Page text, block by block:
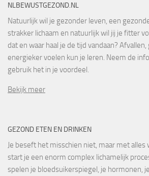
NLBEWUSTGEZOND.NL
Natuurlijk wil je gezonder leven, een
strakker lichaam en natuurlijk wil jij je fitter
dat en waar haal je de tijd vandaan?
energieker voelen kun je leren. Neem de
gebruik het in je voordeel.
Bekijk meer
GEZOND ETEN EN DRINKEN
Je beseft het misschien niet, maar met
start je een enorm complex lichamelijk
spelen je bloedsuikerspiegel, je hormonen,